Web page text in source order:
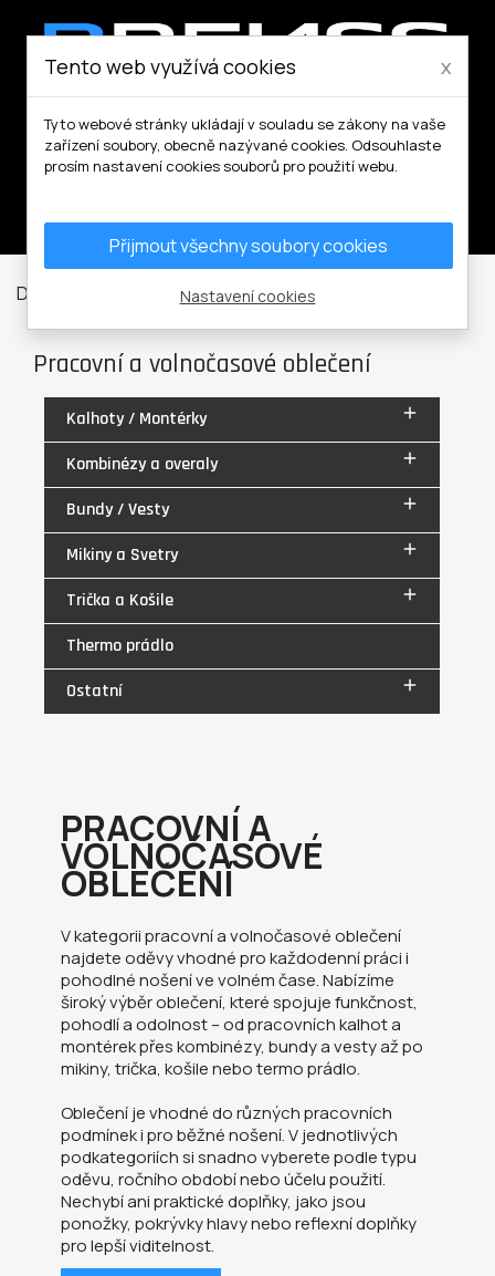
Domů Pracovní a volnočasové oblečení
Pracovní a volnočasové oblečení
Kalhoty / Montérky 
Kombinézy a overaly 
Bundy / Vesty 
Mikiny a Svetry 
Trička a Košile 
Thermo prádlo
Ostatní

PRACOVNÍ A
VOLNOČASOVÉ
OBLEČENÍ
V kategorii pracovní a volnočasové oblečení
najdete oděvy vhodné pro každodenní práci i
pohodlné nošení ve volném čase. Nabízíme
široký výběr oblečení, které spojuje funkčnost,
pohodlí a odolnost – od pracovních kalhot a
montérek přes kombinézy, bundy a vesty až po
mikiny, trička, košile nebo termo prádlo.
Oblečení je vhodné do různých pracovních
podmínek i pro běžné nošení. V jednotlivých
podkategoriích si snadno vyberete podle typu
oděvu, ročního období nebo účelu použití.
Nechybí ani praktické doplňky, jako jsou
ponožky, pokrývky hlavy nebo reflexní doplňky
pro lepší viditelnost.
Tento web využívá cookies x
Tyto webové stránky ukládají v souladu se zákony na vaše
zařízení soubory, obecně nazývané cookies. Odsouhlaste
prosím nastavení cookies souborů pro použití webu.
Přijmout všechny soubory cookies
Nastavení cookies